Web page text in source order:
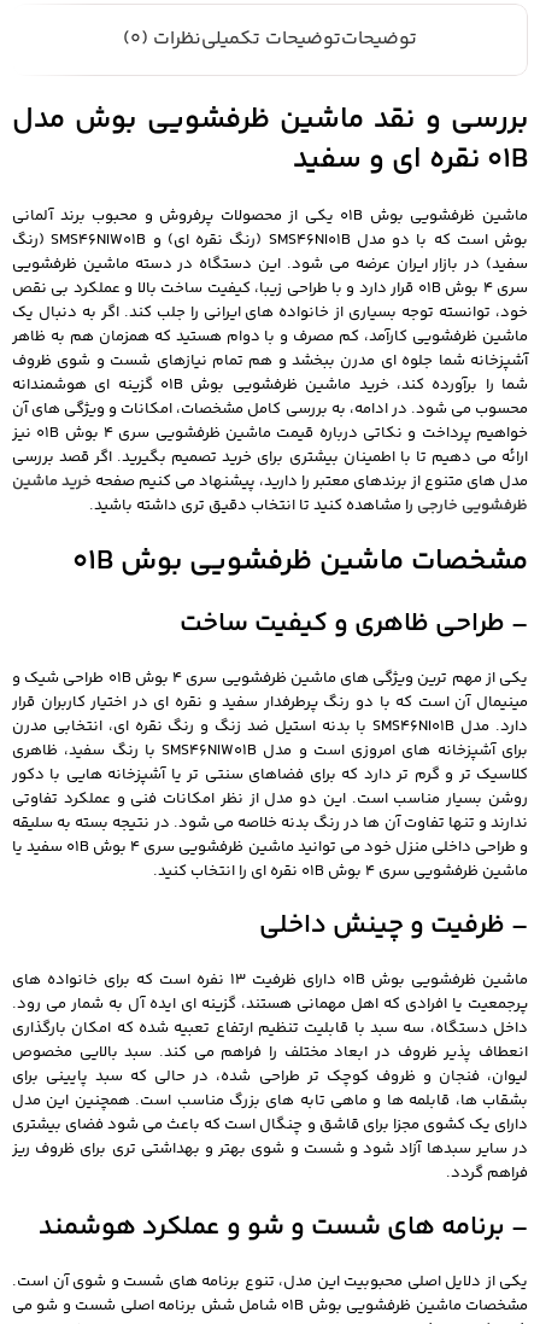
توضیحاتتوضیحات تکمیلینظرات (0)
بررسی و نقد ماشین ظرفشویی بوش مدل
01B نقره ای و سفید
ماشین ظرفشویی بوش 01B یکی از محصولات پرفروش و محبوب برند آلمانی
بوش است که با دو مدل SMS46NI01B (رنگ نقره ای) و SMS46NIW01B (رنگ
سفید) در بازار ایران عرضه می شود. این دستگاه در دسته ماشین ظرفشویی
سری 4 بوش 01B قرار دارد و با طراحی زیبا، کیفیت ساخت بالا و عملکرد بی نقص
خود، توانسته توجه بسیاری از خانواده های ایرانی را جلب کند. اگر به دنبال یک
ماشین ظرفشویی کارآمد، کم مصرف و با دوام هستید که همزمان هم به ظاهر
آشپزخانه شما جلوه ای مدرن ببخشد و هم تمام نیازهای شست و شوی ظروف
شما را برآورده کند، خرید ماشین ظرفشویی بوش 01B گزینه ای هوشمندانه
محسوب می شود. در ادامه، به بررسی کامل مشخصات، امکانات و ویژگی های آن
خواهیم پرداخت و نکاتی درباره قیمت ماشین ظرفشویی سری 4 بوش 01B نیز
ارائه می دهیم تا با اطمینان بیشتری برای خرید تصمیم بگیرید. اگر قصد بررسی
مدل های متنوع از برندهای معتبر را دارید، پیشنهاد می کنیم صفحه خرید ماشین
ظرفشویی خارجی را مشاهده کنید تا انتخاب دقیق تری داشته باشید.
مشخصات ماشین ظرفشویی بوش 01B
– طراحی ظاهری و کیفیت ساخت
یکی از مهم ترین ویژگی های ماشین ظرفشویی سری 4 بوش 01B طراحی شیک و
مینیمال آن است که با دو رنگ پرطرفدار سفید و نقره ای در اختیار کاربران قرار
دارد. مدل SMS46NI01B با بدنه استیل ضد زنگ و رنگ نقره ای، انتخابی مدرن
برای آشپزخانه های امروزی است و مدل SMS46NIW01B با رنگ سفید، ظاهری
کلاسیک تر و گرم تر دارد که برای فضاهای سنتی تر یا آشپزخانه هایی با دکور
روشن بسیار مناسب است. این دو مدل از نظر امکانات فنی و عملکرد تفاوتی
ندارند و تنها تفاوت آن ها در رنگ بدنه خلاصه می شود. در نتیجه بسته به سلیقه
و طراحی داخلی منزل خود می توانید ماشین ظرفشویی سری 4 بوش 01B سفید یا
ماشین ظرفشویی سری 4 بوش 01B نقره ای را انتخاب کنید.
– ظرفیت و چینش داخلی
ماشین ظرفشویی بوش 01B دارای ظرفیت 13 نفره است که برای خانواده های
پرجمعیت یا افرادی که اهل مهمانی هستند، گزینه ای ایده آل به شمار می رود.
داخل دستگاه، سه سبد با قابلیت تنظیم ارتفاع تعبیه شده که امکان بارگذاری
انعطاف پذیر ظروف در ابعاد مختلف را فراهم می کند. سبد بالایی مخصوص
لیوان، فنجان و ظروف کوچک تر طراحی شده، در حالی که سبد پایینی برای
بشقاب ها، قابلمه ها و ماهی تابه های بزرگ مناسب است. همچنین این مدل
دارای یک کشوی مجزا برای قاشق و چنگال است که باعث می شود فضای بیشتری
در سایر سبدها آزاد شود و شست و شوی بهتر و بهداشتی تری برای ظروف ریز
فراهم گردد.
– برنامه های شست و شو و عملکرد هوشمند
یکی از دلایل اصلی محبوبیت این مدل، تنوع برنامه های شست و شوی آن است.
مشخصات ماشین ظرفشویی بوش 01B شامل شش برنامه اصلی شست و شو می